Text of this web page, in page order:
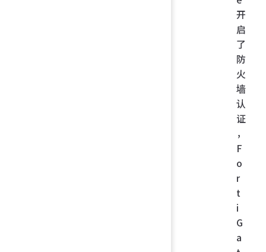
开
启
了
防
火
墙
认
证
，
F
o
r
t
i
G
a